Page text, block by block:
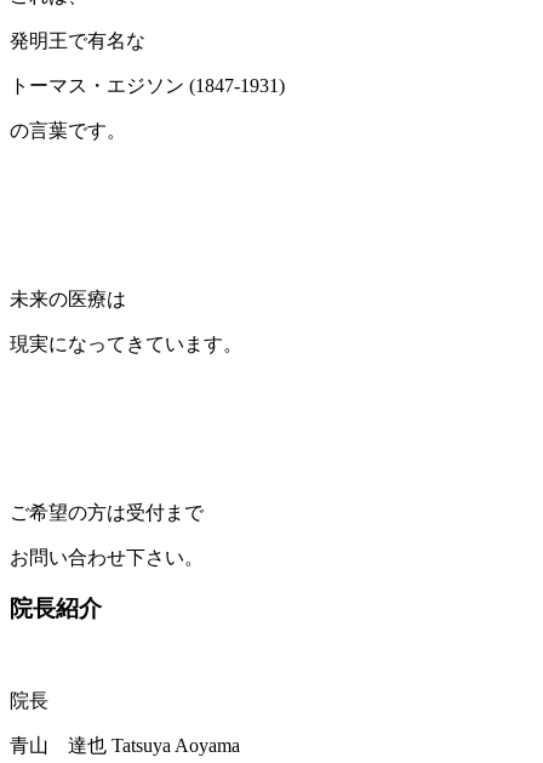
発明王で有名な
トーマス・エジソン (1847-1931)
の言葉です。
未来の医療は
現実になってきています。
ご希望の方は受付まで
お問い合わせ下さい。
院長紹介
院長
青山 達也 Tatsuya Aoyama